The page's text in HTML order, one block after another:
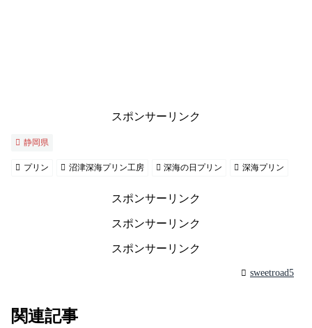
スポンサーリンク
静岡県
プリン 沼津深海プリン工房 深海の日プリン 深海プリン
スポンサーリンク
スポンサーリンク
スポンサーリンク
sweetroad5
関連記事